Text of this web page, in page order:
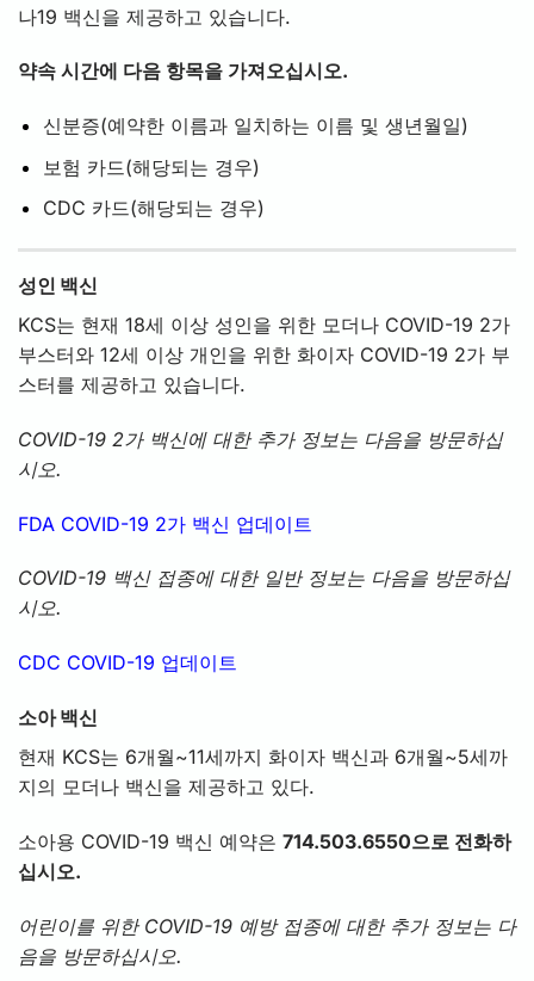
나19 백신을 제공하고 있습니다.
약속 시간에 다음 항목을 가져오십시오.
신분증(예약한 이름과 일치하는 이름 및 생년월일)
보험 카드(해당되는 경우)
CDC 카드(해당되는 경우)
성인 백신
KCS는 현재 18세 이상 성인을 위한 모더나 COVID-19 2가
부스터와 12세 이상 개인을 위한 화이자 COVID-19 2가 부
스터를 제공하고 있습니다.
COVID-19 2가 백신에 대한 추가 정보는 다음을 방문하십
시오.
FDA COVID-19 2가 백신 업데이트
COVID-19 백신 접종에 대한 일반 정보는 다음을 방문하십
시오.
CDC COVID-19 업데이트
소아 백신
현재 KCS는 6개월~11세까지 화이자 백신과 6개월~5세까
지의 모더나 백신을 제공하고 있다.
소아용 COVID-19 백신 예약은 714.503.6550으로 전화하
십시오.
어린이를 위한 COVID-19 예방 접종에 대한 추가 정보는 다
음을 방문하십시오.